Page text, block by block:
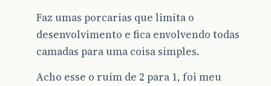
Faz umas porcarias que limita o
desenvolvimento e fica envolvendo todas
camadas para uma coisa simples.
Acho esse o ruim de 2 para 1, foi meu